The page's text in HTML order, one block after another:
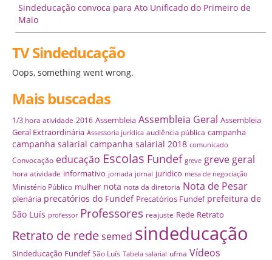
Sindeducação convoca para Ato Unificado do Primeiro de
Maio
TV Sindeducação
Oops, something went wrong.
Mais buscadas
1/3 hora atividade 2016 Assembleia Assembleia Geral Assembleia
Geral Extraordinária Assessoria jurídica audiência pública campanha
campanha salarial campanha salarial 2018 comunicado
Convocação educação Escolas Fundef greve greve geral
hora atividade informativo jornada jornal juridico mesa de negociação
Ministério Público mulher nota nota da diretoria Nota de Pesar
plenária precatórios do Fundef Precatórios Fundef prefeitura de
São Luís professor Professores reajuste Rede Retrato
Retrato de redesemed sindeducação
Sindeducação Fundef São Luís Tabela salarial ufma Vídeos